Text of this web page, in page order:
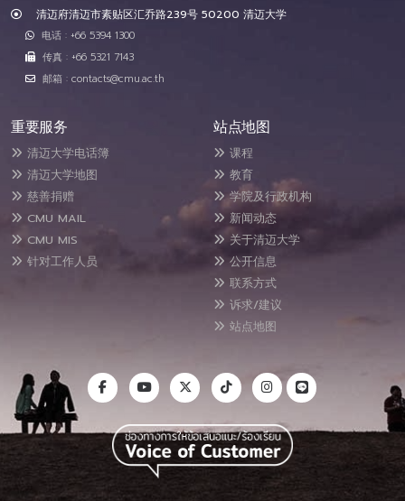
清迈府清迈市素贴区汇乔路239号 50200 清迈大学
电话 : +66 5394 1300
传真 : +66 5321 7143
邮箱 : contacts@cmu.ac.th
重要服务
清迈大学电话簿
清迈大学地图
慈善捐赠
CMU MAIL
CMU MIS
针对工作人员
站点地图
课程
教育
学院及行政机构
新闻动态
关于清迈大学
公开信息
联系方式
诉求/建议
站点地图